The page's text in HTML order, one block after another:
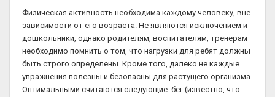
Физическая активность необходима каждому человеку, вне
зависимости от его возраста. Не являются исключением и
дошкольники, однако родителям, воспитателям, тренерам
необходимо помнить о том, что нагрузки для ребят должны
быть строго определены. Кроме того, далеко не каждые
упражнения полезны и безопасны для растущего организма.
Оптимальными считаются следующие: бег (известно, что